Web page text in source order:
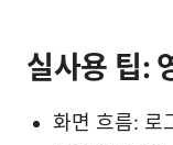
실사용 팁:
화면 흐름: 로